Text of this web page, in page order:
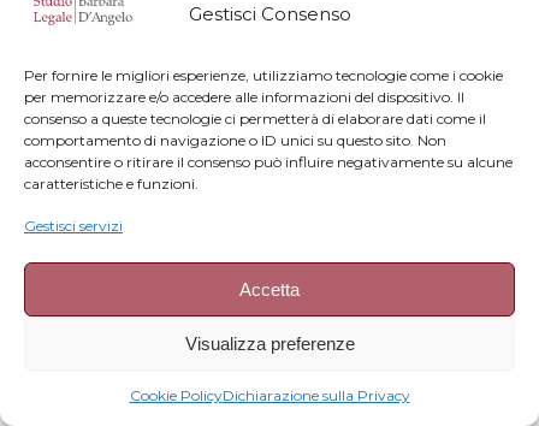
Gestisci Consenso
Per fornire le migliori esperienze, utilizziamo tecnologie come i cookie
per memorizzare e/o accedere alle informazioni del dispositivo. Il
consenso a queste tecnologie ci permetterà di elaborare dati come il
comportamento di navigazione o ID unici su questo sito. Non
acconsentire o ritirare il consenso può influire negativamente su alcune
caratteristiche e funzioni.
Gestisci servizi
Accetta
Visualizza preferenze
Cookie PolicyDichiarazione sulla Privacy
Se lo ha stabilito il giudice
separazione di fatto, legale o il divorzio dei genitori, ha
disposto che dei contributi pubblici usufruisca uno solo dei
genitori,l’assegno viene sempre erogato a un solo
genitore, a prescindere dal tipo di affidamento, .
Cosa fare se la domanda presentata da
Se un genitore ha presentato la domanda chiedendo
l’attribuzione al 100% in violazione delle regole di cui
l’altro genitore può presentare all’INPS istanza di
sostegno della sua richiesta (ad esempio, il